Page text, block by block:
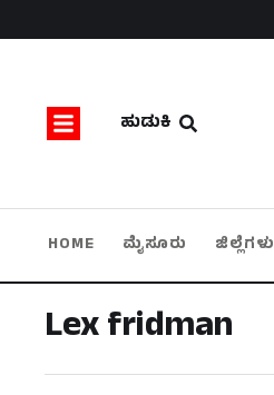
ಹುಡುಕಿ
HOME ಮೈಸೂರು ಜಿಲ್ಲೆಗಳು
Lex fridman